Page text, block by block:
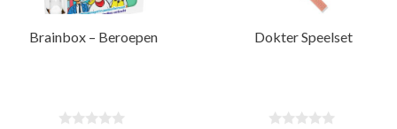
Brainbox – Beroepen Dokter Speelset